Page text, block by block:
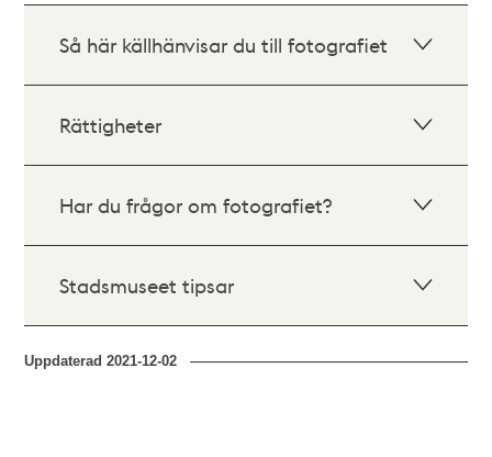
Så här källhänvisar du till fotografiet
Rättigheter
Har du frågor om fotografiet?
Stadsmuseet tipsar
Uppdaterad2021-12-02